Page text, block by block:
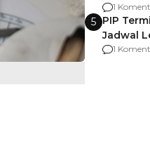
1
5 PIP
Jadwal
agar
1